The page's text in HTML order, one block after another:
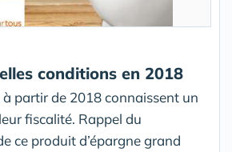
conditions en 2018
à partir de 2018 connaissent un
fiscalité. Rappel du
ce produit d’épargne grand